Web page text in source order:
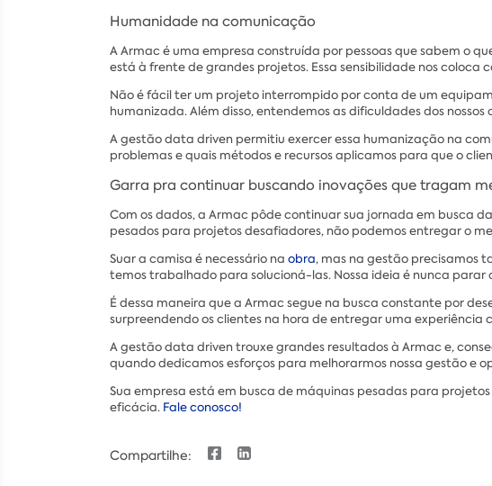
Humanidade na comunicação
A Armac é uma empresa construída por pessoas que sabem o
está à frente de grandes projetos. Essa sensibilidade nos
Não é fácil ter um projeto interrompido por conta de um
humanizada. Além disso, entendemos as dificuldades dos
A gestão data driven permitiu exercer essa humanização na
problemas e quais métodos e recursos aplicamos para que o
Garra pra continuar buscando inovações que tragam
Com os dados, a Armac pôde continuar sua jornada em busca
pesados para projetos desafiadores, não podemos entregar o
Suar a camisa é necessário na obra, mas na gestão precisamos
temos trabalhado para solucioná-las. Nossa ideia é nunca parar
É dessa maneira que a Armac segue na busca constante por
surpreendendo os clientes na hora de entregar uma experiência
A gestão data driven trouxe grandes resultados à Armac e,
quando dedicamos esforços para melhorarmos nossa gestão e
Sua empresa está em busca de máquinas pesadas para
eficácia. Fale conosco!
Compartilhe: